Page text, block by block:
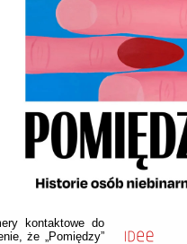
kontaktowe do
że „Pomiędzy”